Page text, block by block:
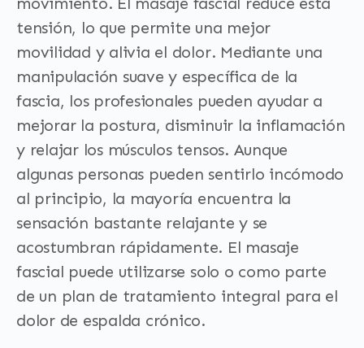
tensión, lo que permite una mejor
movilidad y alivia el dolor. Mediante una
manipulación suave y específica de la
fascia, los profesionales pueden ayudar a
mejorar la postura, disminuir la inflamación
y relajar los músculos tensos. Aunque
algunas personas pueden sentirlo incómodo
al principio, la mayoría encuentra la
sensación bastante relajante y se
acostumbran rápidamente. El masaje
fascial puede utilizarse solo o como parte
de un plan de tratamiento integral para el
dolor de espalda crónico.